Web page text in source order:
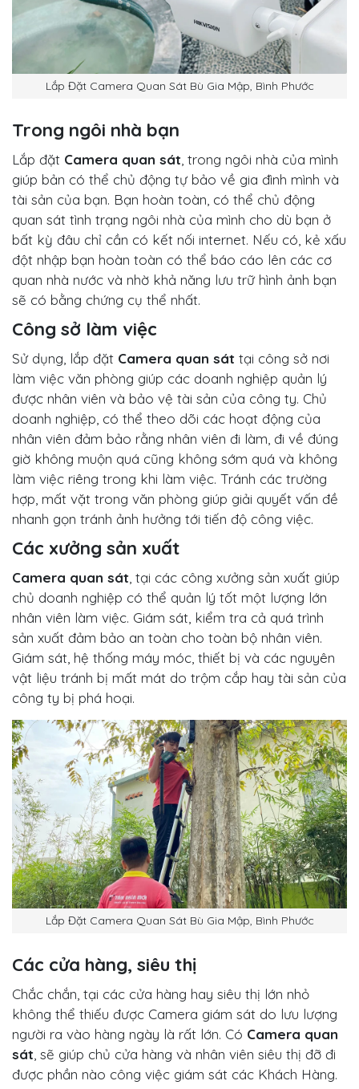
Lắp Đặt Camera Quan Sát Bù Gia Mập, Bình Phước
Trong ngôi nhà bạn
Lắp đặt Camera quan sát , trong ngôi nhà của mình
giúp bản có thể chủ động tự bảo về gia đình mình và
tài sản của bạn. Bạn hoàn toàn, có thể chủ động
quan sát tình trạng ngôi nhà của mình cho dù bạn ở
bất kỳ đâu chỉ cần có kết nối internet. Nếu có, kẻ xấu
đột nhập bạn hoàn toàn có thể báo cáo lên các cơ
quan nhà nước và nhờ khả năng lưu trữ hình ảnh bạn
sẽ có bằng chứng cụ thể nhất.
Công sở làm việc
Sử dụng, lắp đặt Camera quan sát tại công sở nơi
làm việc văn phòng giúp các doanh nghiệp quản lý
được nhân viên và bảo vệ tài sản của công ty. Chủ
doanh nghiệp, có thể theo dõi các hoạt động của
nhân viên đảm bảo rằng nhân viên đi làm, đi về đúng
giờ không muộn quá cũng không sớm quá và không
làm việc riêng trong khi làm việc. Tránh các trường
hợp, mất vặt trong văn phòng giúp giải quyết vấn đề
nhanh gọn tránh ảnh hưởng tới tiến độ công việc.
Các xưởng sản xuất
Camera quan sát , tại các công xưởng sản xuất giúp
chủ doanh nghiệp có thể quản lý tốt một lượng lớn
nhân viên làm việc. Giám sát, kiểm tra cả quá trình
sản xuất đảm bảo an toàn cho toàn bộ nhân viên.
Giám sát, hệ thống máy móc, thiết bị và các nguyên
vật liệu tránh bị mất mát do trộm cắp hay tài sản của
công ty bị phá hoại.
Lắp Đặt Camera Quan Sát Bù Gia Mập, Bình Phước
Các cửa hàng, siêu thị
Chắc chắn, tại các cửa hàng hay siêu thị lớn nhỏ
không thể thiếu được Camera giám sát do lưu lượng
người ra vào hàng ngày là rất lớn. Có Camera quan
sát , sẽ giúp chủ cửa hàng và nhân viên siêu thị đỡ đi
được phần nào công việc giám sát các Khách Hàng.